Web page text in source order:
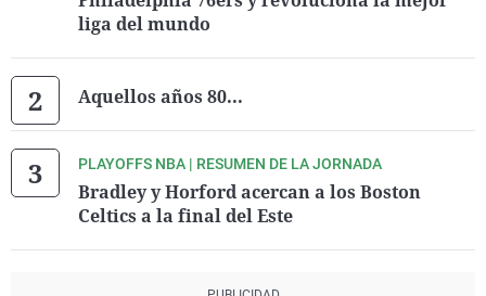
liga del mundo
Aquellos años 80...
PLAYOFFS NBA | RESUMEN DE LA JORNADA
Bradley y Horford acercan a los Boston
Celtics a la final del Este